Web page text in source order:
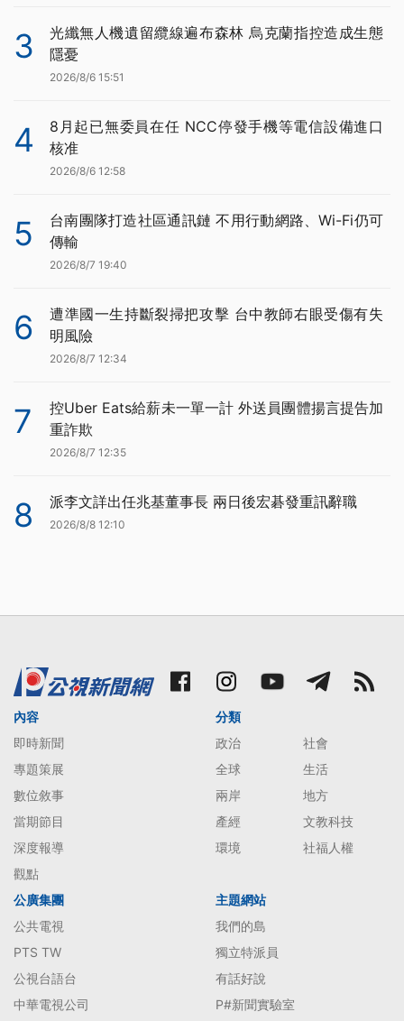
3
光纖無人機遺留纜線遍布森林 烏克蘭指控造成生態
隱憂
2026/8/6 15:51
4
8月起已無委員在任 NCC停發手機等電信設備進口
核准
2026/8/6 12:58
5
台南團隊打造社區通訊鏈 不用行動網路、Wi-Fi仍可
傳輸
2026/8/7 19:40
6
遭準國一生持斷裂掃把攻擊 台中教師右眼受傷有失
明風險
2026/8/7 12:34
7
控Uber Eats給薪未一單一計 外送員團體揚言提告加
重詐欺
2026/8/7 12:35
8 派李文詳出任兆基董事長 兩日後宏碁發重訊辭職
2026/8/8 12:10
內容
即時新聞
專題策展
數位敘事
當期節目
深度報導
觀點
分類
政治
社會
全球
生活
兩岸
地方
產經
文教科技
環境
社福人權
公廣集團
公共電視
PTS TW
公視台語台
中華電視公司
主題網站
我們的島
獨立特派員
有話好說
P#新聞實驗室